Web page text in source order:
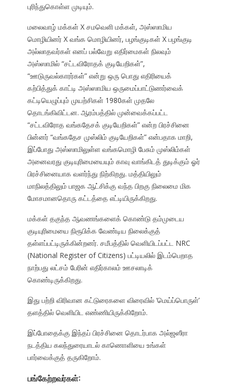
புரிந்துகொள்ள முடியும்.
மலைவாழ் மக்கள் X சமவெளி மக்கள், அஸ்ஸாமிய
மொழியினர் X வங்க மொழியினர், பழங்குடிகள் X பழங்குடி
அல்லாதவர்கள் எனப் பல்வேறு எதிர்மைகள் நிலவும்
அஸ்ஸாமில் “சட்டவிரோதக் குடியேறிகள்”,
“ஊடுருவல்காரர்கள்” என்று ஒரு பொது எதிரியைக்
கற்பித்துக் காட்டி அஸ்ஸாமிய ஒருமைப்பாட்டுணர்வைக்
கட்டியெழுப்பும் முயற்சிகள் 1980கள் முதலே
தொடங்கிவிட்டன. ஆரம்பத்தில் முன்வைக்கப்பட்ட
“சட்டவிரோத வங்கதேசக் குடியேறிகள்” என்ற பிரச்சினை
பின்னர் “வங்கதேச முஸ்லிம் குடியேறிகள்” என்பதாக மாறி,
இப்போது அஸ்ஸாமிலுள்ள வங்கமொழி பேசும் முஸ்லிம்கள்
அனைவரது குடியுரிமையையும் காவு வாங்கிடத் துடிக்கும் ஓர்
பிரச்சினையாக வளர்ந்து நிற்கிறது. மத்தியிலும்
மாநிலத்திலும் பாஜக ஆட்சிக்கு வந்த பிறகு நிலைமை மிக
மோசமானதொரு கட்டத்தை எட்டியிருக்கிறது.
மக்கள் தகுந்த ஆவணங்களைக் கொண்டு தம்முடைய
குடியுரிமையை நிரூபிக்க வேண்டிய நிலைக்குத்
தள்ளப்பட்டிருக்கின்றனர். சமீபத்தில் வெளியிடப்பட்ட NRC
(National Register of Citizens) பட்டியலில் இடம்பெறாத
நாற்பது லட்சம் பேரின் எதிர்காலம் ஊசலாடிக்
கொண்டிருக்கிறது.
இது பற்றி விரிவான கட்டுரைகளை விரைவில் ‘மெய்ப்பொருள்’
தளத்தில் வெளியிட எண்ணியிருக்கிறோம்.
இப்போதைக்கு இந்தப் பிரச்சினை தொடர்பாக அல்ஜஸீரா
நடத்திய கலந்துரையாடல் காணொளியை உங்கள்
பார்வைக்குத் தருகிறோம்.
பங்கேற்றவர்கள்: